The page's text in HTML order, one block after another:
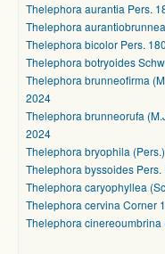
Thelephora aurantia Pers.
Thelephora
Thelephora bicolor Pers.
Thelephora botryoides
Thelephora brunneofirma
2024
Thelephora brunneorufa
2024
Thelephora bryophila
Thelephora byssoides Pers.
Thelephora caryophyllea
Thelephora cervina Corner
Thelephora cinereoumbrina